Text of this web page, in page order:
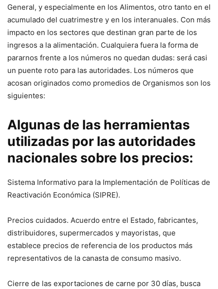
General, y especialmente en los Alimentos, otro tanto en el
acumulado del cuatrimestre y en los interanuales. Con más
impacto en los sectores que destinan gran parte de los
ingresos a la alimentación. Cualquiera fuera la forma de
pararnos frente a los números no quedan dudas: será casi
un puente roto para las autoridades. Los números que
acosan originados como promedios de Organismos son los
siguientes:
Algunas de las herramientas
utilizadas por las autoridades
nacionales sobre los precios:
Sistema Informativo para la Implementación de Políticas de
Reactivación Económica (SIPRE).
Precios cuidados. Acuerdo entre el Estado, fabricantes,
distribuidores, supermercados y mayoristas, que
establece precios de referencia de los productos más
representativos de la canasta de consumo masivo.
Cierre de las exportaciones de carne por 30 días, busca